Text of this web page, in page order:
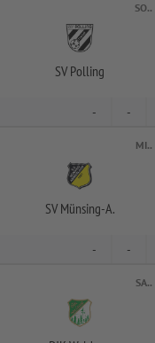
SO..
SV Polling
- -
MI..
SV Münsing-A.
- -
SA..